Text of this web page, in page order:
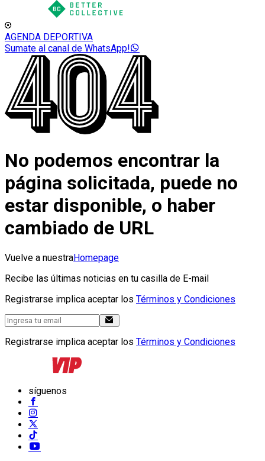
AGENDA DEPORTIVA
Sumate al canal de WhatsApp!
No podemos encontrar la
página solicitada, puede no
estar disponible, o haber
cambiado de URL
Vuelve a nuestraHomepage
Recibe las últimas noticias en tu casilla de E-mail
Registrarse implica aceptar los Términos y Condiciones
Registrarse implica aceptar los Términos y Condiciones
síguenos